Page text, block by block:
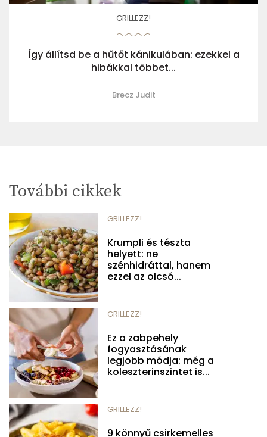
GRILLEZZ!
Így állítsd be a hűtőt kánikulában: ezekkel a
hibákkal többet...
Brecz Judit
További cikkek
GRILLEZZ!
Krumpli és tészta
helyett: ne
szénhidráttal, hanem
ezzel az olcsó...
GRILLEZZ!
Ez a zabpehely
fogyasztásának
legjobb módja: még a
koleszterinszintet is...
GRILLEZZ!
9 könnyű csirkemelles